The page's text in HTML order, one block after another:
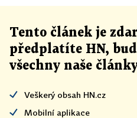
Tento článek je
předplatíte HN,
všechny naše články
Veškerý obsah HN.cz
Mobilní aplikace